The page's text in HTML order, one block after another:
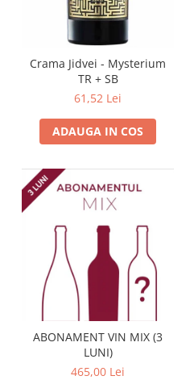
Crama Jidvei - Mysterium
TR + SB
61,52 Lei
ADAUGA IN COS
ABONAMENT VIN MIX (3
LUNI)
465,00 Lei